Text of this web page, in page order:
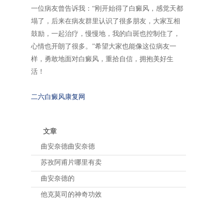
一位病友曾告诉我：“刚开始得了白癜风，感觉天都
塌了，后来在病友群里认识了很多朋友，大家互相
鼓励，一起治疗，慢慢地，我的白斑也控制住了，
心情也开朗了很多。”希望大家也能像这位病友一
样，勇敢地面对白癜风，重拾自信，拥抱美好生
活！
二六白癜风康复网
文章
曲安奈德曲安奈德
苏孜阿甫片哪里有卖
曲安奈德的
他克莫司的神奇功效